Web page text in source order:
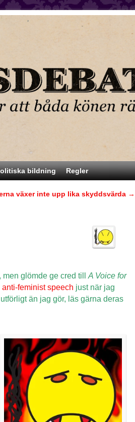
bildning Regler
växer inte upp lika skyddsvärda →
glömde ge cred till A Voice for
anti-feminist speech just när jag
än jag gör, läs gärna deras